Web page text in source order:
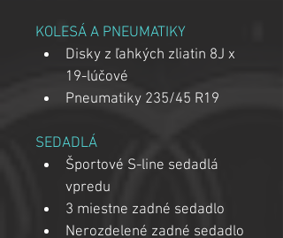
KOLESÁ A PNEUMATIKY
Disky z ľahkých zliatin 8J x
19-lúčové
Pneumatiky 235/45 R19
SEDADLÁ
Športové S-line sedadlá
vpredu
3 miestne zadné sedadlo
Nerozdelené zadné sedadlo